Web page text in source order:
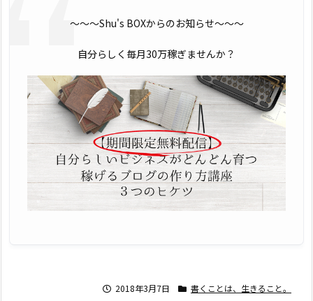
〜〜〜Shu's BOXからのお知らせ〜〜〜
自分らしく毎月30万稼ぎませんか？
2018年3月7日 書くことは、生きること。